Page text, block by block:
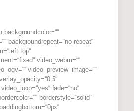
backgroundcolor=““
backgroundrepeat=“no-repeat“
top“
video_webm=““
video_preview_image=““
fade=“no“
borderstyle=“solid“